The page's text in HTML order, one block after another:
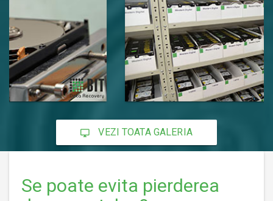
VEZI TOATA GALERIA
Se poate evita pierderea